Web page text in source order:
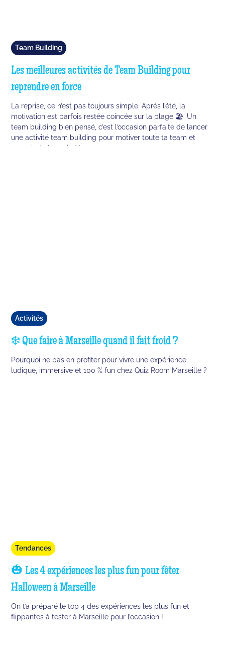
Team Building
Les meilleures activités de Team Building pour
reprendre en force
La reprise, ce n’est pas toujours simple. Après l’été, la
motivation est parfois restée coincée sur la plage 🏖️. Un
team building bien pensé, c’est l’occasion parfaite de lancer
une activité team building pour motiver toute ta team et
repartir du bon pied !
Activités
❄️ Que faire à Marseille quand il fait froid ?
Pourquoi ne pas en profiter pour vivre une expérience
ludique, immersive et 100 % fun chez Quiz Room Marseille ?
Tendances
🎃 Les 4 expériences les plus fun pour fêter
Halloween à Marseille
On t’a préparé le top 4 des expériences les plus fun et
flippantes à tester à Marseille pour l’occasion !